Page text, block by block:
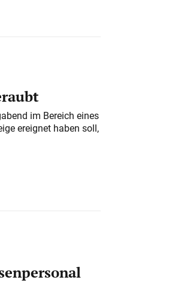
im Bereich eines
ereignet haben soll,